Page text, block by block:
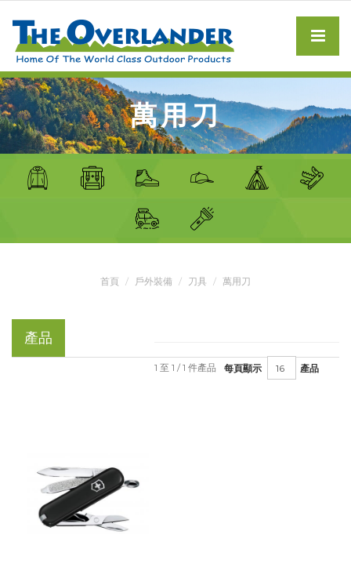
萬用刀
首頁 戶外裝備 刀具 萬用刀
產品
每頁顯示 產品
1 至 1 / 1 件產品